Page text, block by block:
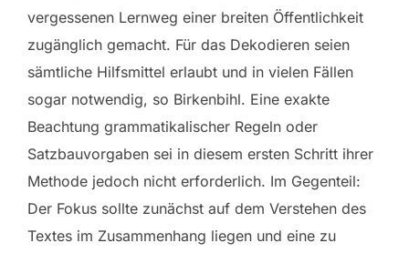
vergessenen Lernweg einer breiten Öffentlichkeit
zugänglich gemacht. Für das Dekodieren seien
sämtliche Hilfsmittel erlaubt und in vielen Fällen
sogar notwendig, so Birkenbihl. Eine exakte
Beachtung grammatikalischer Regeln oder
Satzbauvorgaben sei in diesem ersten Schritt ihrer
Methode jedoch nicht erforderlich. Im Gegenteil:
Der Fokus sollte zunächst auf dem Verstehen des
Textes im Zusammenhang liegen und eine zu